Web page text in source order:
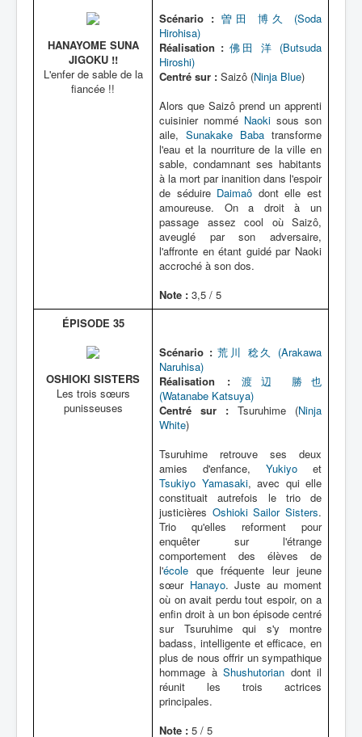
HANAYOME SUNA
JIGOKU !!
L'enfer de sable de la
fiancée !!
Scénario : 曽田 博久 (Soda
Hirohisa)
Réalisation : 佛田 洋 (Butsuda
Hiroshi)
Centré sur : Saizô (Ninja Blue)
Alors que Saizô prend un apprenti
cuisinier nommé Naoki sous son
aile, Sunakake Baba transforme
l'eau et la nourriture de la ville en
sable, condamnant ses habitants
à la mort par inanition dans l'espoir
de séduire Daimaô dont elle est
amoureuse. On a droit à un
passage assez cool où Saizô,
aveuglé par son adversaire,
l'affronte en étant guidé par Naoki
accroché à son dos.
Note : 3,5 / 5
ÉPISODE 35
OSHIOKI SISTERS
Les trois sœurs
punisseuses
Scénario : 荒川 稔久 (Arakawa
Naruhisa)
Réalisation :
渡辺 勝也
(Watanabe Katsuya)
Centré sur : Tsuruhime (Ninja
White)
Tsuruhime retrouve ses deux
amies d'enfance, Yukiyo et
Tsukiyo Yamasaki, avec qui elle
constituait autrefois le trio de
justicières Oshioki Sailor Sisters.
Trio qu'elles reforment pour
enquêter sur l'étrange
comportement des élèves de
l'école que fréquente leur jeune
sœur Hanayo. Juste au moment
où on avait perdu tout espoir, on a
enfin droit à un bon épisode centré
sur Tsuruhime qui s'y montre
badass, intelligente et efficace, en
plus de nous offrir un sympathique
hommage à Shushutorian dont il
réunit les trois actrices
principales.
Note : 5 / 5